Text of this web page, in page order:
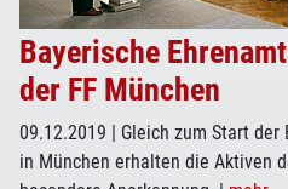
Bayerische
der FF München
09.12.2019 | Gleich zum Start der
in München erhalten die Aktiven